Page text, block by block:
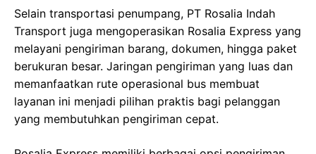
Selain transportasi penumpang, PT Rosalia Indah
Transport juga mengoperasikan Rosalia Express yang
melayani pengiriman barang, dokumen, hingga paket
berukuran besar. Jaringan pengiriman yang luas dan
memanfaatkan rute operasional bus membuat
layanan ini menjadi pilihan praktis bagi pelanggan
yang membutuhkan pengiriman cepat.